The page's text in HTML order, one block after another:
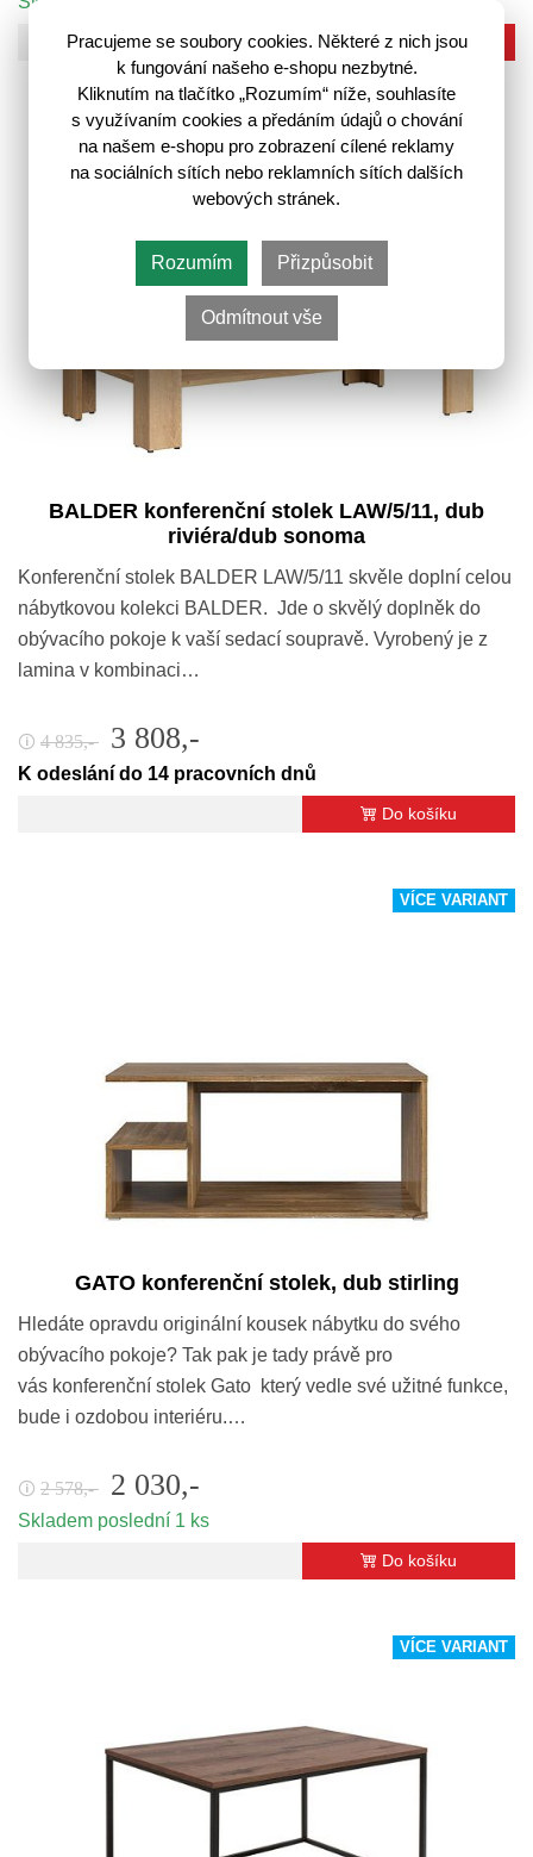
Do košíku
BALDER konferenční stolek LAW/5/11, dub
riviéra/dub sonoma
Konferenční stolek BALDER LAW/5/11 skvěle doplní celou
nábytkovou kolekci BALDER. Jde o skvělý doplněk do
obývacího pokoje k vaší sedací soupravě. Vyrobený je z
lamina v kombinaci…
🛈 4 835,- 3 808,-
K odeslání do 14 pracovních dnů
Do košíku
VÍCE VARIANT
GATO konferenční stolek, dub stirling
Hledáte opravdu originální kousek nábytku do svého
obývacího pokoje? Tak pak je tady právě pro
vás konferenční stolek Gato který vedle své užitné funkce,
bude i ozdobou interiéru.…
🛈 2 578,- 2 030,-
Skladem poslední 1 ks
Do košíku
VÍCE VARIANT
Pracujeme se soubory cookies. Některé z nich jsou
k fungování našeho e-shopu nezbytné.
Kliknutím na tlačítko „Rozumím“ níže, souhlasíte
s využívaním cookies a předáním údajů o chování
na našem e-shopu pro zobrazení cílené reklamy
na sociálních sítích nebo reklamních sítích dalších
webových stránek.
Rozumím Přizpůsobit
Odmítnout vše